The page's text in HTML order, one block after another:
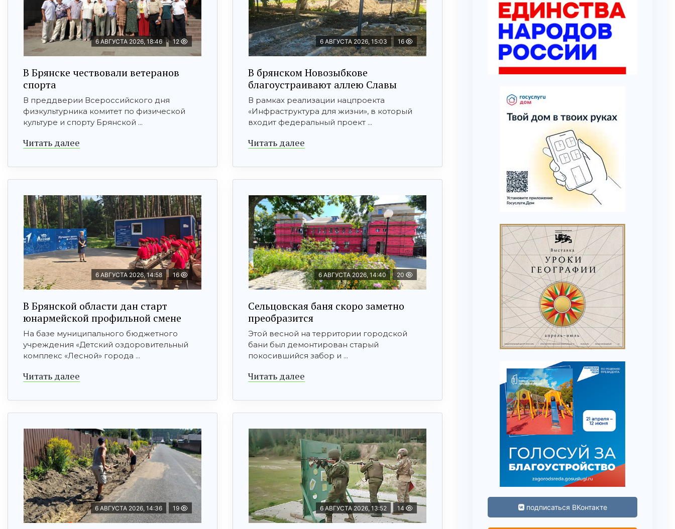
6 АВГУСТА 2026, 18:46 12
В Брянске чествовали ветеранов
спорта
В преддверии Всероссийского дня
физкультурника комитет по физической
культуре и спорту Брянской ...
Читать далее
6 АВГУСТА 2026, 15:03 16
В брянском Новозыбкове
благоустраивают аллею Славы
В рамках реализации нацпроекта
«Инфраструктура для жизни», в который
входит федеральный проект ...
Читать далее
6 АВГУСТА 2026, 14:58 16
В Брянской области дан старт
юнармейской профильной смене
На базе муниципального бюджетного
учреждения «Детский оздоровительный
комплекс «Лесной» города ...
Читать далее
6 АВГУСТА 2026, 14:40 20
Сельцовская баня скоро заметно
преобразится
Этой весной на территории городской
бани был демонтирован старый
покосившийся забор и ...
Читать далее
6 АВГУСТА 2026, 14:36 19 6 АВГУСТА 2026, 13:52 14 подписаться ВКонтакте